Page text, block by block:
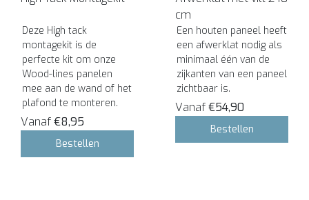
Deze High tack
montagekit is de
perfecte kit om onze
Wood-lines panelen
mee aan de wand of het
plafond te monteren.
Vanaf€8,95
Bestellen
cm
Een houten paneel heeft
een afwerklat nodig als
minimaal één van de
zijkanten van een paneel
zichtbaar is.
Vanaf€54,90
Bestellen